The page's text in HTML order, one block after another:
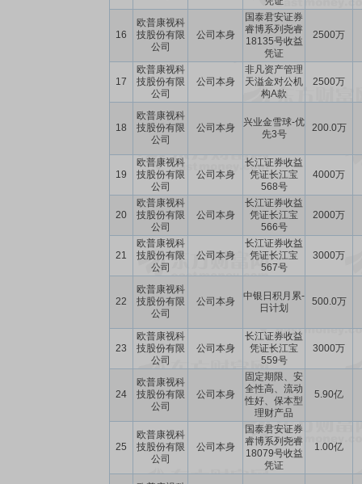
16
欧普康视科
技股份有限
公司
公司本身
国泰君安证券
睿博系列尧睿
18135号收益
凭证
2500万
17
欧普康视科
技股份有限
公司
公司本身
非凡资产管理
天溢金对公机
构A款
2500万
18
欧普康视科
技股份有限
公司
公司本身
兴业金雪球-优
先3号
200.0万
19
欧普康视科
技股份有限
公司
公司本身
长江证券收益
凭证长江宝
568号
4000万
20
欧普康视科
技股份有限
公司
公司本身
长江证券收益
凭证长江宝
566号
2000万
21
欧普康视科
技股份有限
公司
公司本身
长江证券收益
凭证长江宝
567号
3000万
22
欧普康视科
技股份有限
公司
公司本身
中银日积月累-
日计划
500.0万
23
欧普康视科
技股份有限
公司
公司本身
长江证券收益
凭证长江宝
559号
3000万
24
欧普康视科
技股份有限
公司
公司本身
固定期限、安
全性高、流动
性好、保本型
理财产品
5.90亿
25
欧普康视科
技股份有限
公司
公司本身
国泰君安证券
睿博系列尧睿
18079号收益
凭证
1.00亿